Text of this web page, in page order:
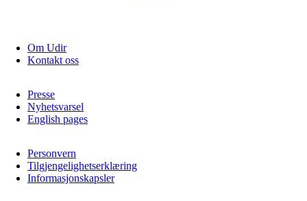
Om Udir
Kontakt oss
Presse
Nyhetsvarsel
English pages
Personvern
Tilgjengelighetserklæring
Informasjonskapsler